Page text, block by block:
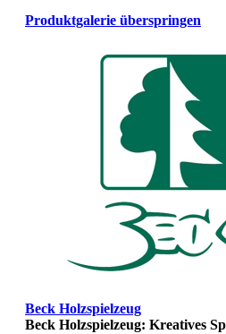
Produktgalerie überspringen
Beck Holzspielzeug
Beck Holzspielzeug: Kreatives